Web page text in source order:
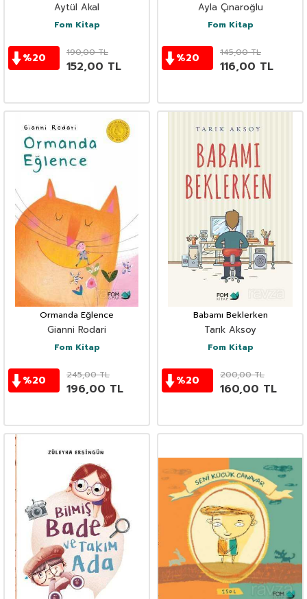
Aytül Akal
Fom Kitap
%20 190,00TL
152,00 TL
Ayla Çınaroğlu
Fom Kitap
%20 145,00TL
116,00 TL
Ormanda Eğlence
Gianni Rodari
Fom Kitap
%20 245,00TL
196,00 TL
Babamı Beklerken
Tarık Aksoy
Fom Kitap
%20 200,00TL
160,00 TL